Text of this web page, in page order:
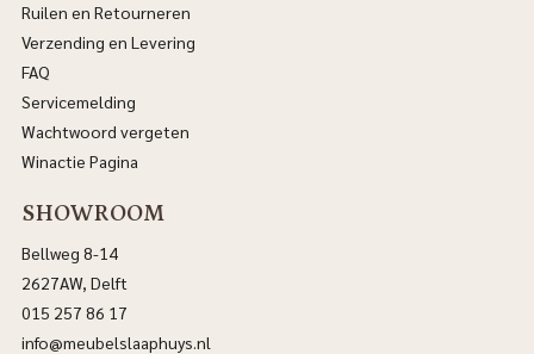
Ruilen en Retourneren
Verzending en Levering
FAQ
Servicemelding
Wachtwoord vergeten
Winactie Pagina
SHOWROOM
Bellweg 8-14
2627AW, Delft
015 257 86 17
info@meubelslaaphuys.nl